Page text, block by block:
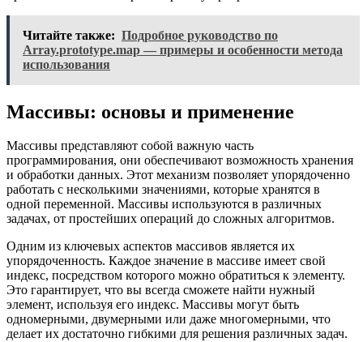
Читайте также: Подробное руководство по
Array.prototype.map — примеры и особенности метода
использования
Массивы: основы и применение
Массивы представляют собой важную часть
программирования, они обеспечивают возможность хранения
и обработки данных. Этот механизм позволяет упорядоченно
работать с несколькими значениями, которые хранятся в
одной переменной. Массивы используются в различных
задачах, от простейших операций до сложных алгоритмов.
Одним из ключевых аспектов массивов является их
упорядоченность. Каждое значение в массиве имеет свой
индекс, посредством которого можно обратиться к элементу.
Это гарантирует, что вы всегда сможете найти нужный
элемент, используя его индекс. Массивы могут быть
одномерными, двумерными или даже многомерными, что
делает их достаточно гибкими для решения различных задач.